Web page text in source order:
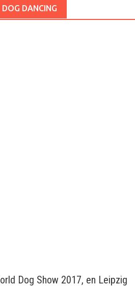
DOG DANCING
Dog Show 2017, en Leipzig